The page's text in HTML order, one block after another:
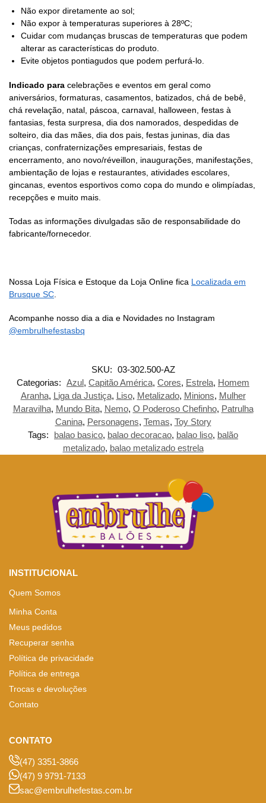
Não expor diretamente ao sol;
Não expor à temperaturas superiores à 28ºC;
Cuidar com mudanças bruscas de temperaturas que podem
alterar as características do produto.
Evite objetos pontiagudos que podem perfurá-lo.
Indicado para celebrações e eventos em geral como
aniversários, formaturas, casamentos, batizados, chá de bebê,
chá revelação, natal, páscoa, carnaval, halloween, festas à
fantasias, festa surpresa, dia dos namorados, despedidas de
solteiro, dia das mães, dia dos pais, festas juninas, dia das
crianças, confraternizações empresariais, festas de
encerramento, ano novo/réveillon, inaugurações, manifestações,
ambientação de lojas e restaurantes, atividades escolares,
gincanas, eventos esportivos como copa do mundo e olimpíadas,
recepções e muito mais.
Todas as informações divulgadas são de responsabilidade do
fabricante/fornecedor.
Nossa Loja Física e Estoque da Loja Online fica Localizada em
Brusque SC
Acompanhe nosso dia a dia e Novidades no Instagram
@embrulhefestasbq
SKU: 03-302.500-AZ
Categorias: Azul, Capitão América, Cores, Estrela, Homem
Aranha, Liga da Justiça, Liso, Metalizado, Minions, Mulher
Maravilha, Mundo Bita, Nemo, O Poderoso Chefinho, Patrulha
Canina, Personagens, Temas, Toy Story
Tags:
balao basico, balao decoracao, balao liso, balão
metalizado, balao metalizado estrela
INSTITUCIONAL
Quem Somos
Minha Conta
Meus pedidos
Recuperar senha
Política de privacidade
Política de entrega
Trocas e devoluções
Contato
CONTATO
(47) 3351-3866
(47) 9 9791-7133
sac@embrulhefestas.com.br